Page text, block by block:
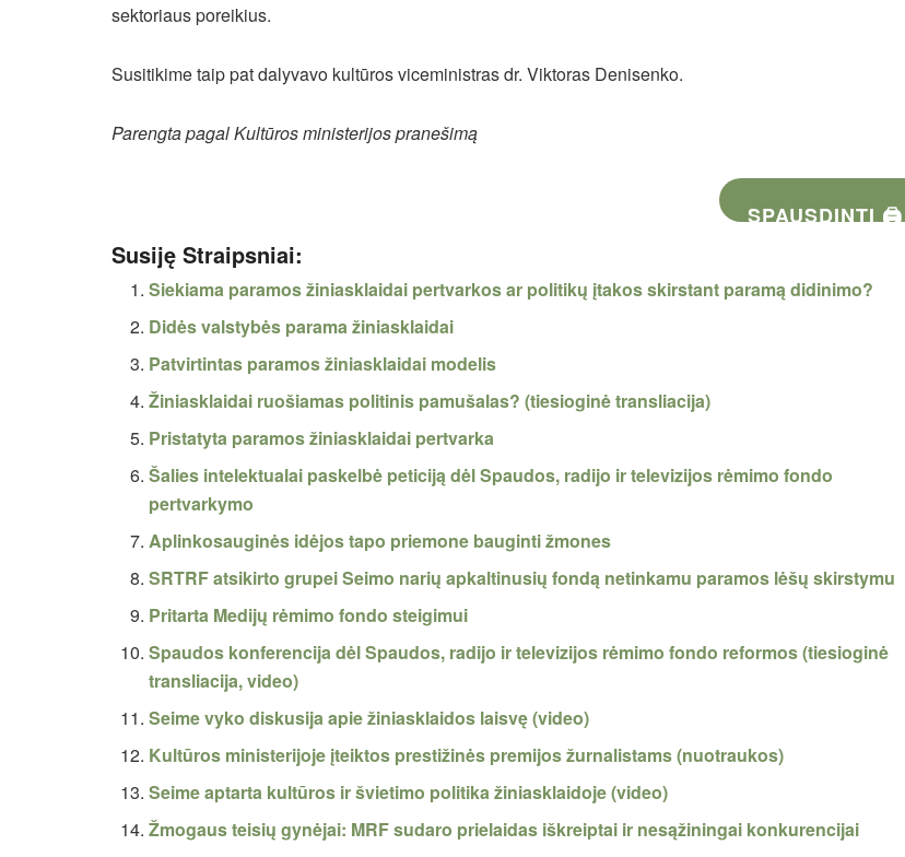
sektoriaus poreikius.
Susitikime taip pat dalyvavo kultūros viceministras dr. Viktoras Denisenko.
Parengta pagal Kultūros ministerijos pranešimą
SPAUSDINTI 🖨
Susiję Straipsniai:
Siekiama paramos žiniasklaidai pertvarkos ar politikų įtakos skirstant paramą didinimo?
Didės valstybės parama žiniasklaidai
Patvirtintas paramos žiniasklaidai modelis
Žiniasklaidai ruošiamas politinis pamušalas? (tiesioginė transliacija)
Pristatyta paramos žiniasklaidai pertvarka
Šalies intelektualai paskelbė peticiją dėl Spaudos, radijo ir televizijos rėmimo fondo
pertvarkymo
Aplinkosauginės idėjos tapo priemone bauginti žmones
SRTRF atsikirto grupei Seimo narių apkaltinusių fondą netinkamu paramos lėšų skirstymu
Pritarta Medijų rėmimo fondo steigimui
Spaudos konferencija dėl Spaudos, radijo ir televizijos rėmimo fondo reformos (tiesioginė
transliacija, video)
Seime vyko diskusija apie žiniasklaidos laisvę (video)
Kultūros ministerijoje įteiktos prestižinės premijos žurnalistams (nuotraukos)
Seime aptarta kultūros ir švietimo politika žiniasklaidoje (video)
Žmogaus teisių gynėjai: MRF sudaro prielaidas iškreiptai ir nesąžiningai konkurencijai